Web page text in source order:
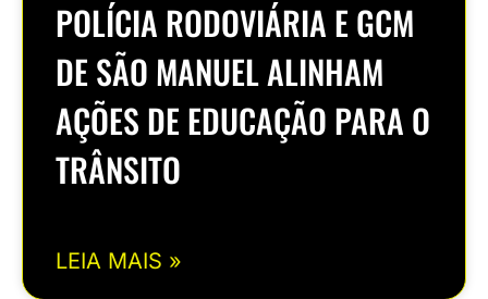
POLÍCIA RODOVIÁRIA E GCM
DE SÃO MANUEL ALINHAM
AÇÕES DE EDUCAÇÃO PARA O
TRÂNSITO
LEIA MAIS »